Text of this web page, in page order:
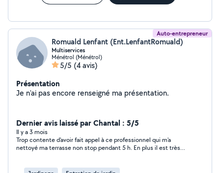
Auto-entrepreneur
Romuald Lenfant (Ent.LenfantRomuald)
Multiservices
Ménétrol (Ménétrol)
5/5 (4 avis)
Présentation
Je n'ai pas encore renseigné ma présentation.
Dernier avis laissé par Chantal : 5/5
Il y a 3 mois
Trop contente d'avoir fait appel à ce professionnel qui m'a
nettoyé ma terrasse non stop pendant 5 h. En plus il est très